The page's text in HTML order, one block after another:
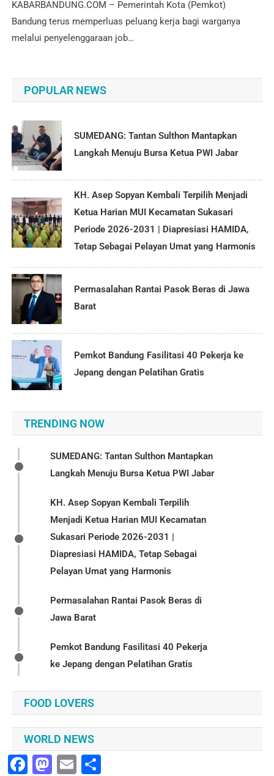
KABARBANDUNG.COM – Pemerintah Kota (Pemkot)
Bandung terus memperluas peluang kerja bagi warganya
melalui penyelenggaraan job…
POPULAR NEWS
SUMEDANG: Tantan Sulthon Mantapkan
Langkah Menuju Bursa Ketua PWI Jabar
KH. Asep Sopyan Kembali Terpilih Menjadi
Ketua Harian MUI Kecamatan Sukasari
Periode 2026-2031 | Diapresiasi HAMIDA,
Tetap Sebagai Pelayan Umat yang Harmonis
Permasalahan Rantai Pasok Beras di Jawa
Barat
Pemkot Bandung Fasilitasi 40 Pekerja ke
Jepang dengan Pelatihan Gratis
TRENDING NOW
SUMEDANG: Tantan Sulthon Mantapkan
Langkah Menuju Bursa Ketua PWI Jabar
KH. Asep Sopyan Kembali Terpilih
Menjadi Ketua Harian MUI Kecamatan
Sukasari Periode 2026-2031 |
Diapresiasi HAMIDA, Tetap Sebagai
Pelayan Umat yang Harmonis
Permasalahan Rantai Pasok Beras di
Jawa Barat
Pemkot Bandung Fasilitasi 40 Pekerja
ke Jepang dengan Pelatihan Gratis
FOOD LOVERS
WORLD NEWS
Facebook
Mastodon
Email